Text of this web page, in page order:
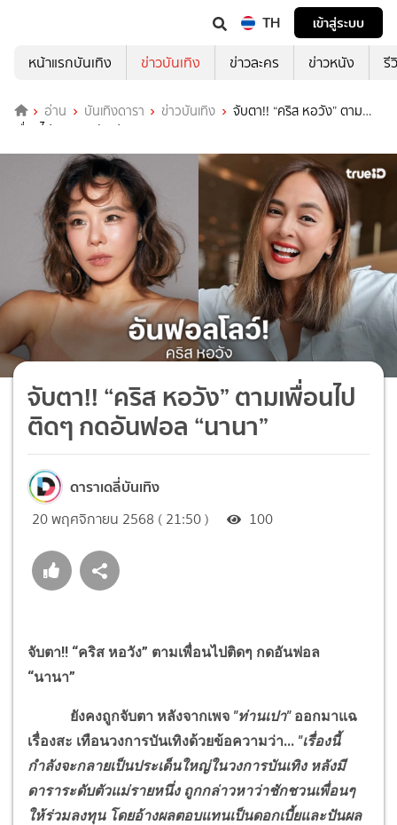
TH
เข้าสู่ระบบ
หน้าแรกบันเทิง
ข่าวบันเทิง ข่าวละคร ข่าวหนัง รี
อ่าน บันเทิงดารา ข่าวบันเทิง
จับตา!! “คริส หอวัง” ตาม
เพื่อนไปติดๆ กดอันฟอล “นานา”
จับตา!! “คริส หอวัง” ตามเพื่อนไป
ติดๆ กดอันฟอล “นานา”
ดาราเดลี่บันเทิง
20 พฤศจิกายน 2568 ( 21:50 ) 100
จับตา!! “คริส หอวัง” ตามเพื่อนไปติดๆ กดอันฟอล
“นานา”
ยังคงถูกจับตา หลังจากเพจ "ท่านเปา" ออกมาแฉ
เรื่องสะ เทือนวงการบันเทิงด้วยข้อความว่า... "เรื่องนี้
กำลังจะกลายเป็นประเด็นใหญ่ในวงการบันเทิง หลังมี
ดาราระดับตัวแม่รายหนึ่ง ถูกกล่าวหาว่าชักชวนเพื่อนๆ
ให้ร่วมลงทุน โดยอ้างผลตอบแทนเป็นดอกเบี้ยและปันผล